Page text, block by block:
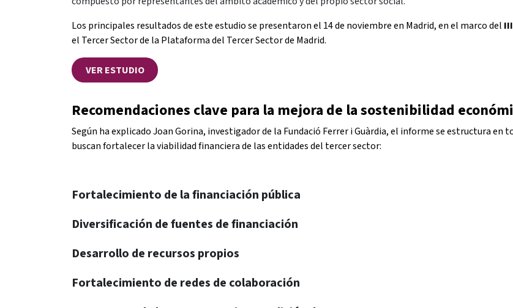
Los principales resultados de este estudio se presentaron el 14 de noviembre en Madrid, en el marco del
el Tercer Sector de la Plataforma del Tercer Sector de Madrid.
VER ESTUDIO
Recomendaciones clave para la mejora de la sostenibilidad
Según ha explicado Joan Gorina, investigador de la Fundació Ferrer i Guàrdia, el informe se estructura en
buscan fortalecer la viabilidad financiera de las entidades del tercer sector:
Fortalecimiento de la financiación pública
Diversificación de fuentes de financiación
Desarrollo de recursos propios
Fortalecimiento de redes de colabora​ción​